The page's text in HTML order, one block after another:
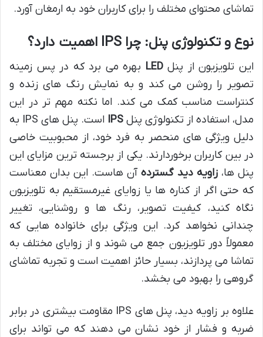
تماشای محتوای مختلف را برای کاربران خود به ارمغان آورد.
نوع و تکنولوژی پنل: چرا IPS اهمیت دارد؟
این تلویزیون از پنلLED بهره می برد که در پس زمینه
تصویر را روشن می کند و به نمایش رنگ های زنده و
کنتراست مناسب کمک می کند. اما نکته مهم تر در این
مدل، استفاده از تکنولوژی پنل IPS
است. پنل های IPS به
دلیل ویژگی های منحصر به فرد خود، از محبوبیت خاصی
در بین کاربران برخوردارند. یکی از برجسته ترین مزایای این
پنل ها، زاویه دید گسترده آن هاست. این بدان معناست
که حتی اگر از کناره ها یا زوایای غیرمستقیم به تلویزیون
نگاه کنید، کیفیت تصویر، رنگ ها و روشنایی، تغییر
چندانی نخواهد کرد. این ویژگی برای خانواده هایی که
معمولاً دور تلویزیون جمع می شوند و از زوایای مختلف به
تماشا می پردازند، بسیار حائز اهمیت است و تجربه تماشای
گروهی را بهبود می بخشد.
علاوه بر زاویه دید، پنل های IPS مقاومت بیشتری در برابر
ضربه و فشار از خود نشان می دهند که می تواند برای